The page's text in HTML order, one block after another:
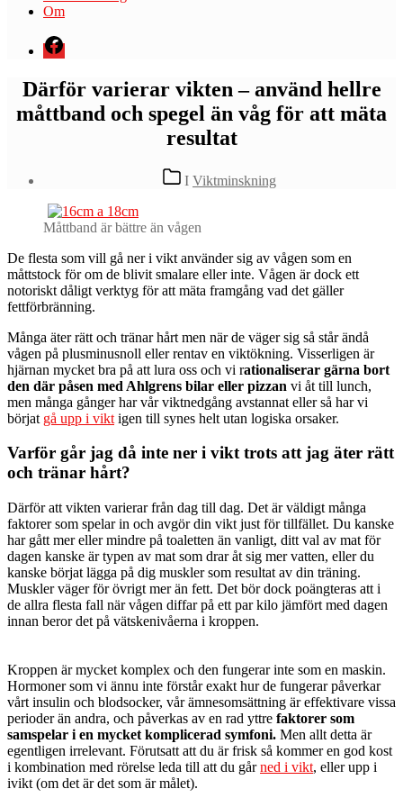
Om
Menyval
Därför varierar vikten – använd hellre
måttband och spegel än våg för att mäta
resultat
Kategorier
I Viktminskning
Måttband är bättre än vågen
De flesta som vill gå ner i vikt använder sig av vågen som en
måttstock för om de blivit smalare eller inte. Vågen är dock ett
notoriskt dåligt verktyg för att mäta framgång vad det gäller
fettförbränning.
Många äter rätt och tränar hårt men när de väger sig så står ändå
vågen på plusminusnoll eller rentav en viktökning. Visserligen är
hjärnan mycket bra på att lura oss och vi rationaliserar gärna bort
den där påsen med Ahlgrens bilar eller pizzan vi åt till lunch,
men många gånger har vår viktnedgång avstannat eller så har vi
börjat gå upp i vikt igen till synes helt utan logiska orsaker.
Varför går jag då inte ner i vikt trots att jag äter rätt
och tränar hårt?
Därför att vikten varierar från dag till dag. Det är väldigt många
faktorer som spelar in och avgör din vikt just för tillfället. Du kanske
har gått mer eller mindre på toaletten än vanligt, ditt val av mat för
dagen kanske är typen av mat som drar åt sig mer vatten, eller du
kanske börjat lägga på dig muskler som resultat av din träning.
Muskler väger för övrigt mer än fett. Det bör dock poängteras att i
de allra flesta fall när vågen diffar på ett par kilo jämfört med dagen
innan beror det på vätskenivåerna i kroppen.
Kroppen är mycket komplex och den fungerar inte som en maskin.
Hormoner som vi ännu inte förstår exakt hur de fungerar påverkar
vårt insulin och blodsocker, vår ämnesomsättning är effektivare vissa
perioder än andra, och påverkas av en rad yttre faktorer som
samspelar i en mycket komplicerad symfoni. Men allt detta är
egentligen irrelevant. Förutsatt att du är frisk så kommer en god kost
i kombination med rörelse leda till att du gårned i vikt, eller upp i
ivikt (om det är det som är målet).